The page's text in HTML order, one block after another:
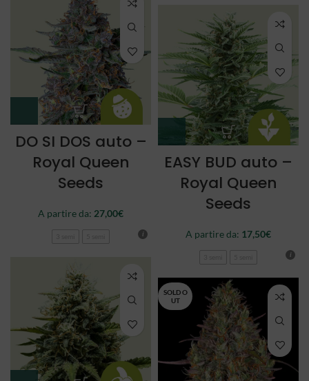
DO SI DOS auto –
Royal Queen
Seeds
A partire da: 27,00€
EASY BUD auto –
Royal Queen
Seeds
A partire da: 17,50€
SOLD O
UT